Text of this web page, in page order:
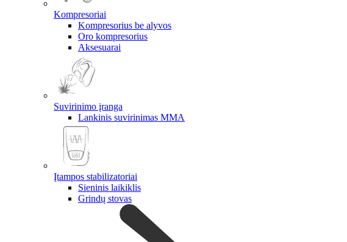
Kompresoriai
Kompresorius be alyvos
Oro kompresorius
Aksesuarai
Suvirinimo įranga
Lankinis suvirinimas MMA
Įtampos stabilizatoriai
Sieninis laikiklis
Grindų stovas